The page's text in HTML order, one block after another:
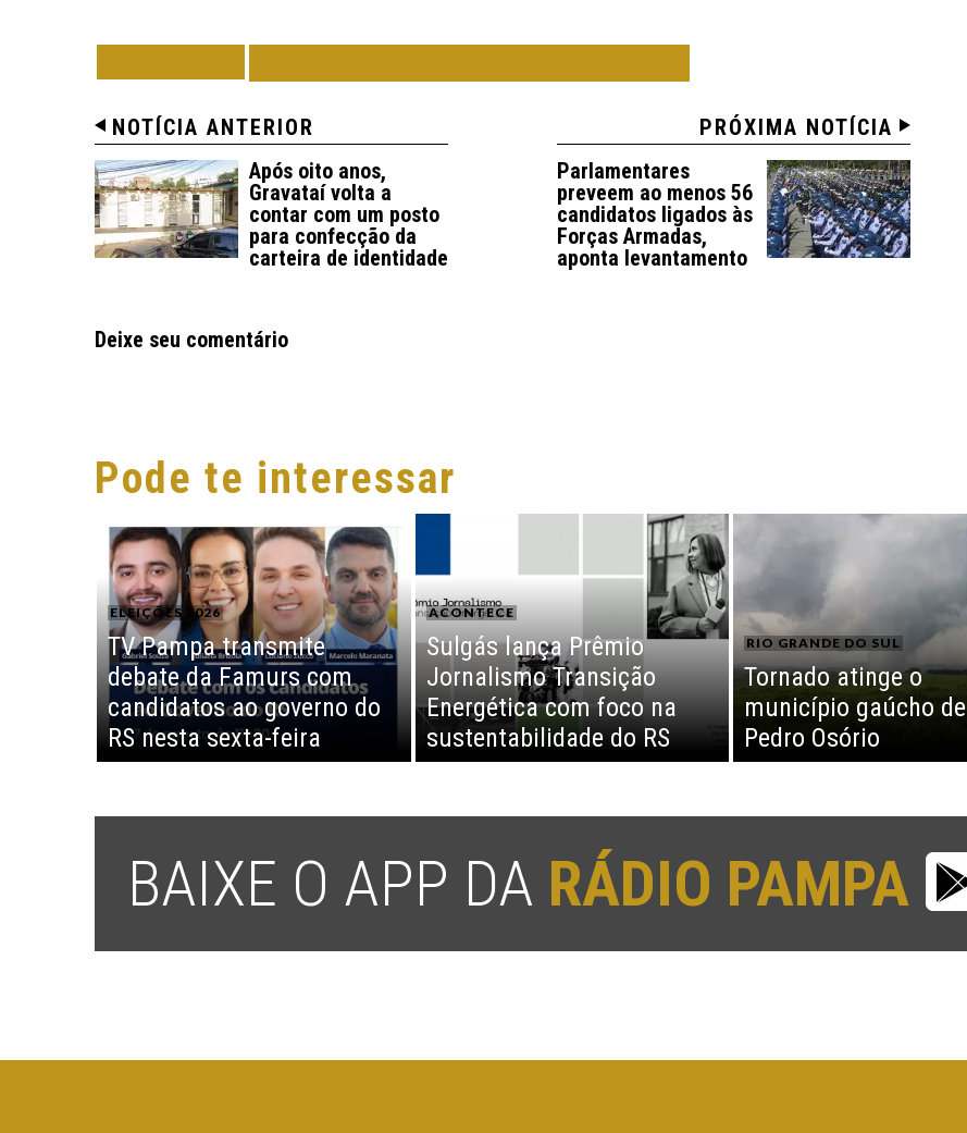
NOTÍCIA ANTERIOR
Após oito anos,
Gravataí volta a
contar com um posto
para confecção da
carteira de identidade
PRÓXIMA NOTÍCIA
Parlamentares
preveem ao menos 56
candidatos ligados às
Forças Armadas,
aponta levantamento
Deixe seu comentário
Pode te interessar
ELEIÇÕES 2026
TV Pampa transmite
debate da Famurs com
candidatos ao governo do
RS nesta sexta-feira
ACONTECE
Sulgás lança Prêmio
Jornalismo Transição
Energética com foco na
sustentabilidade do RS
RIO GRANDE DO SUL
Tornado atinge o
município gaúcho de
Pedro Osório
BAIXE O APP DA RÁDIO PAMPA